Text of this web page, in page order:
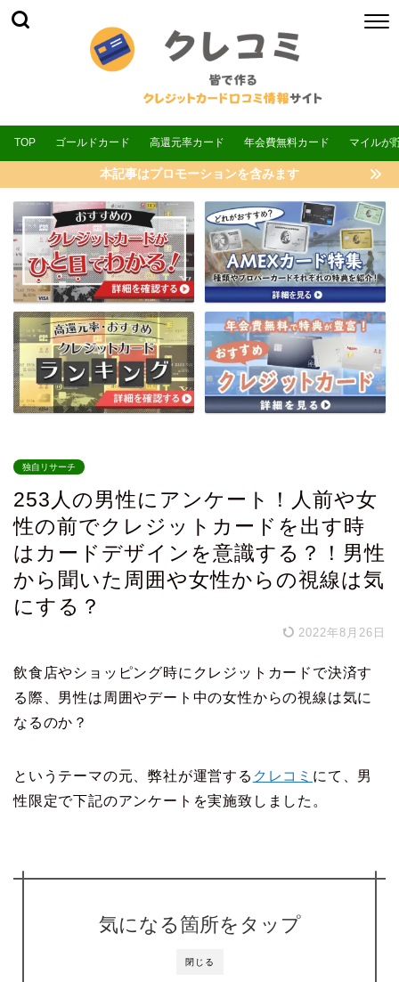
TOP ゴールドカード 高還元率カード 年会費無料カード マイルが
本記事はプロモーションを含みます
独自リサーチ
253人の男性にアンケート！人前や女
性の前でクレジットカードを出す時
はカードデザインを意識する？！男性
から聞いた周囲や女性からの視線は気
にする？
2022年8月26日
飲食店やショッピング時にクレジットカードで決済す
る際、男性は周囲やデート中の女性からの視線は気に
なるのか？
というテーマの元、弊社が運営する クレコミ にて、男
性限定で下記のアンケートを実施致しました。
閉じる
気になる箇所をタップ